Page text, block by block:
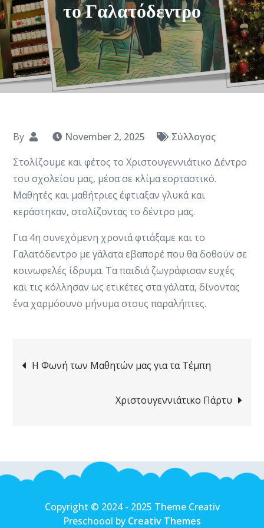
το Γαλατόδεντρο
By November 2, 2025
Σύλλογος
Στολίζουμε και φέτος το Χριστουγεννιάτικο Δέντρο
του σχολείου μας, μέσα σε κλίμα εορταστικό.
Μαθητές και μαθήτριες έφτιαξαν γλυκά και
κεράστηκαν, στολίζοντας το δέντρο μας.
Για 4η συνεχόμενη χρονιά φτιάξαμε και το
Γαλατόδεντρο με γάλατα εβαπορέ που θα δοθούν σε
κοινωφελές ίδρυμα. Τα παιδιά ζωγράφισαν ευχές
και τις κόλλησαν ως ετικέτες στα γάλατα, δίνοντας
ένα χαρμόσυνο μήνυμα στους παραλήπτες.
Post
navigation
Η Φωνή των Μαθητών μας για τα Τέμπη
Χριστουγεννιάτικο Πάρτυ
Copyright © 2024 - 2025 Theme Creativ
Preschoool by Creativ Themes